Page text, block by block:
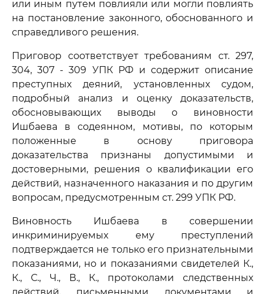
или иным путем повлияли или могли повлиять
на постановление законного, обоснованного и
справедливого решения.
Приговор соответствует требованиям ст. 297,
304, 307 - 309 УПК РФ и содержит описание
преступных деяний, установленных судом,
подробный анализ и оценку доказательств,
обосновывающих выводы о виновности
Ишбаева в содеянном, мотивы, по которым
положенные в основу приговора
доказательства признаны допустимыми и
достоверными, решения о квалификации его
действий, назначенного наказания и по другим
вопросам, предусмотренным ст. 299 УПК РФ.
Виновность Ишбаева в совершении
инкриминируемых ему преступлений
подтверждается не только его признательными
показаниями, но и показаниями свидетелей К.,
К., С., Ч., В., К., протоколами следственных